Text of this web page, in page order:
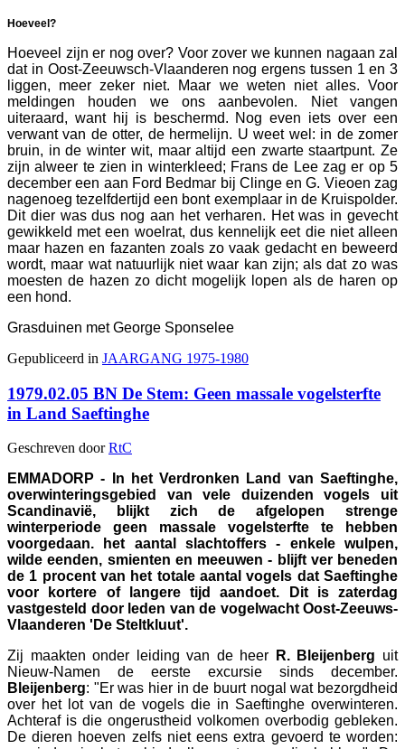
Hoeveel?
Hoeveel zijn er nog over? Voor zover we kunnen nagaan zal
dat in Oost-Zeeuwsch-Vlaanderen nog ergens tussen 1 en 3
liggen, meer zeker niet. Maar we weten niet alles. Voor
meldingen houden we ons aanbevolen. Niet vangen
uiteraard, want hij is beschermd. Nog even iets over een
verwant van de otter, de hermelijn. U weet wel: in de zomer
bruin, in de winter wit, maar altijd een zwarte staartpunt. Ze
zijn alweer te zien in winterkleed; Frans de Lee zag er op 5
december een aan Ford Bedmar bij Clinge en G. Vieoen zag
nagenoeg tezelfdertijd een bont exemplaar in de Kruispolder.
Dit dier was dus nog aan het verharen. Het was in gevecht
gewikkeld met een woelrat, dus kennelijk eet die niet alleen
maar hazen en fazanten zoals zo vaak gedacht en beweerd
wordt, maar wat natuurlijk niet waar kan zijn; als dat zo was
moesten de hazen zo dicht mogelijk lopen als de haren op
een hond.
Grasduinen met George Sponselee
Gepubliceerd in JAARGANG 1975-1980
1979.02.05 BN De Stem: Geen massale vogelsterfte
in Land Saeftinghe
Geschreven doorRtC
EMMADORP - In het Verdronken Land van Saeftinghe,
overwinteringsgebied van vele duizenden vogels uit
Scandinavië, blijkt zich de afgelopen strenge
winterperiode geen massale vogelsterfte te hebben
voorgedaan. het aantal slachtoffers - enkele wulpen,
wilde eenden, smienten en meeuwen - blijft ver beneden
de 1 procent van het totale aantal vogels dat Saeftinghe
voor kortere of langere tijd aandoet. Dit is zaterdag
vastgesteld door leden van de vogelwacht Oost-Zeeuws-
Vlaanderen 'De Steltkluut'.
Zij maakten onder leiding van de heer
R. Bleijenberg uit
Nieuw-Namen de eerste excursie sinds december.
Bleijenberg: "Er was hier in de buurt nogal wat bezorgdheid
over het lot van de vogels die in Saeftinghe overwinteren.
Achteraf is die ongerustheid volkomen overbodig gebleken.
De dieren hoeven zelfs niet eens extra gevoerd te worden: